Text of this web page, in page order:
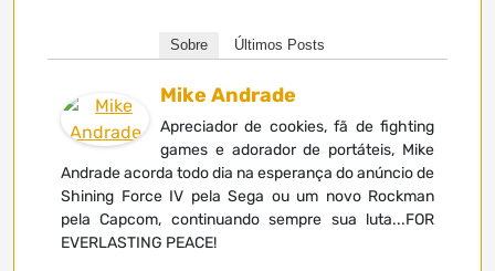
Sobre Últimos Posts
Mike Andrade
Apreciador de cookies, fã de fighting
games e adorador de portáteis, Mike
Andrade acorda todo dia na esperança do anúncio de
Shining Force IV pela Sega ou um novo Rockman
pela Capcom, continuando sempre sua luta...FOR
EVERLASTING PEACE!